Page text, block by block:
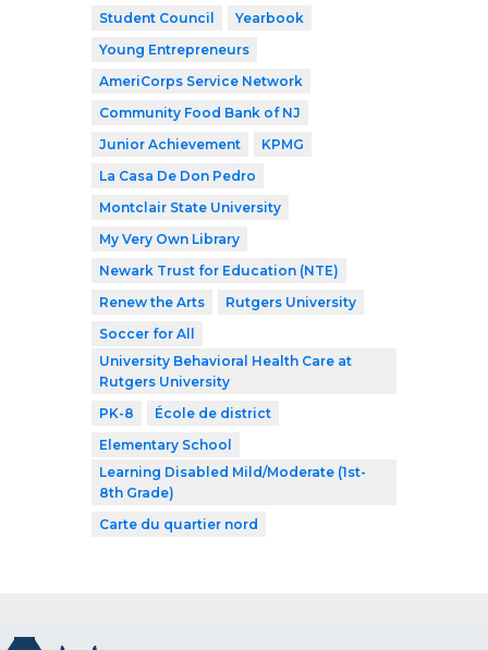
Student Council
Yearbook
Young Entrepreneurs
AmeriCorps Service Network
Community Food Bank of NJ
Junior Achievement
KPMG
La Casa De Don Pedro
Montclair State University
My Very Own Library
Newark Trust for Education (NTE)
Renew the Arts
Rutgers University
Soccer for All
University Behavioral Health Care at
Rutgers University
PK-8
École de district
Elementary School
Learning Disabled Mild/Moderate (1st-
8th Grade)
Carte du quartier nord